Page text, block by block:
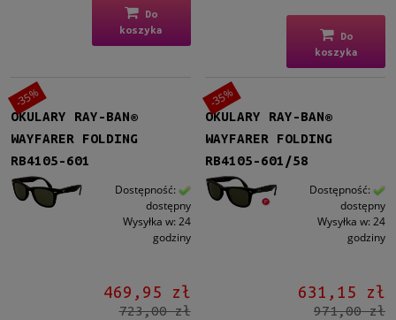
Do
koszyka
Do
koszyka
OKULARY RAY-BAN®
WAYFARER FOLDING
RB4105-601
Dostępność:
dostępny
Wysyłka w: 24
godziny
469,95 zł
723,00 zł
-35%
OKULARY RAY-BAN®
WAYFARER FOLDING
RB4105-601/58
Dostępność:
dostępny
Wysyłka w: 24
godziny
631,15 zł
971,00 zł
-35%